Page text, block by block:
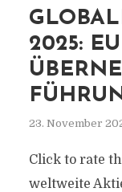
2025:
23. November
Click to rate
weltweite